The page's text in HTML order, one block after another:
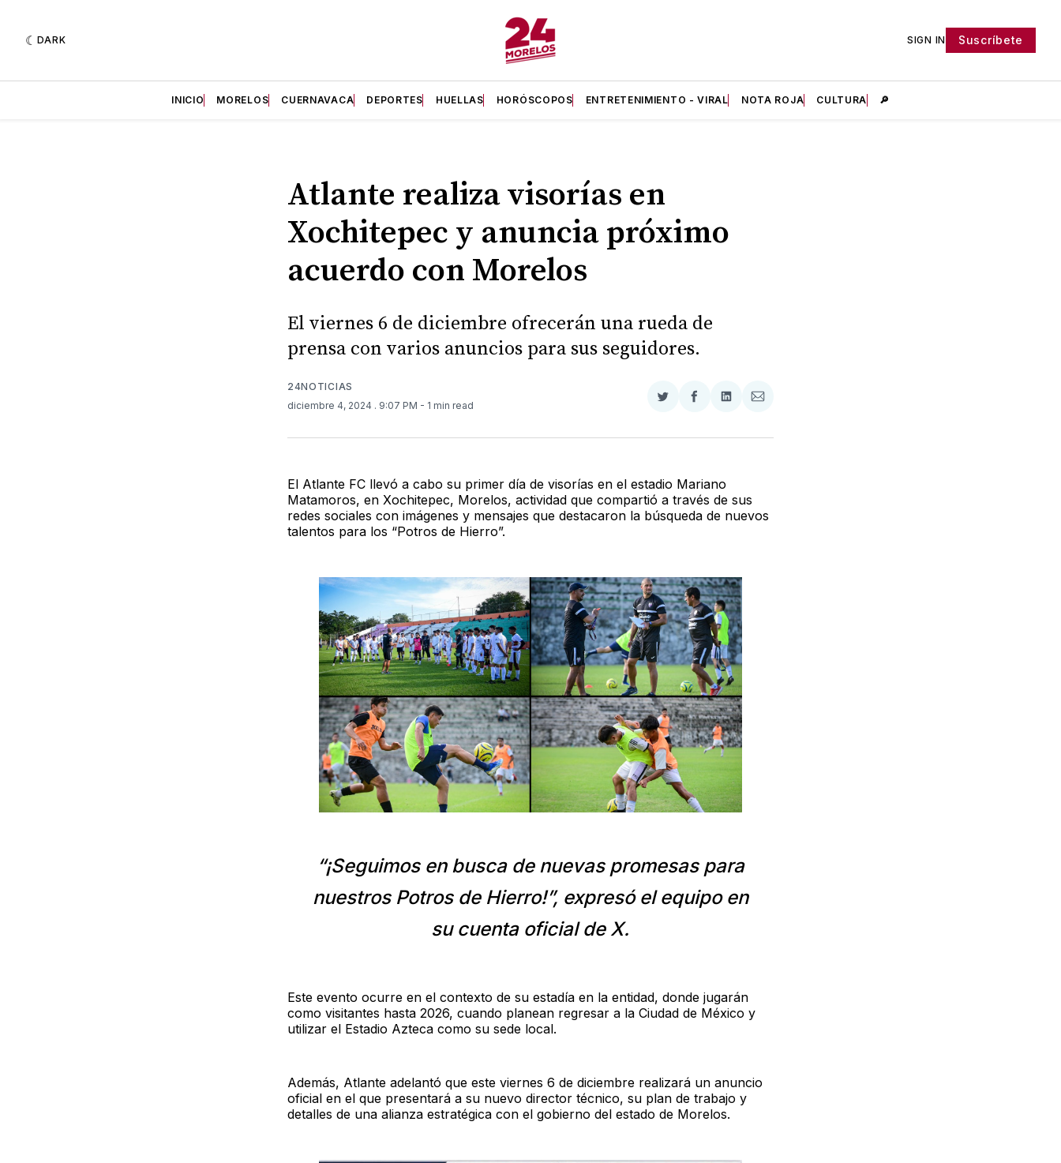
DARK SIGN IN Suscríbete
INICIO MORELOS CUERNAVACA DEPORTES HUELLAS HORÓSCOPOS ENTRETENIMIENTO - VIRAL NOTA ROJA CULTURA 🔎
Atlante realiza visorías en
Xochitepec y anuncia próximo
acuerdo con Morelos
El viernes 6 de diciembre ofrecerán una rueda de
prensa con varios anuncios para sus seguidores.
24NOTICIAS
diciembre 4, 2024 . 9:07 PM - 1 min read
Compartir
Twitter
Compartir
Facebook
Compartir
LinkedIn
Compartir
Email
El Atlante FC llevó a cabo su primer día de visorías en el estadio Mariano
Matamoros, en Xochitepec, Morelos, actividad que compartió a través de sus
redes sociales con imágenes y mensajes que destacaron la búsqueda de nuevos
talentos para los “Potros de Hierro”.
“¡Seguimos en busca de nuevas promesas para
nuestros Potros de Hierro!”, expresó el equipo en
su cuenta oficial de X.
Este evento ocurre en el contexto de su estadía en la entidad, donde jugarán
como visitantes hasta 2026, cuando planean regresar a la Ciudad de México y
utilizar el Estadio Azteca como su sede local.
Además, Atlante adelantó que este viernes 6 de diciembre realizará un anuncio
oficial en el que presentará a su nuevo director técnico, su plan de trabajo y
detalles de una alianza estratégica con el gobierno del estado de Morelos.